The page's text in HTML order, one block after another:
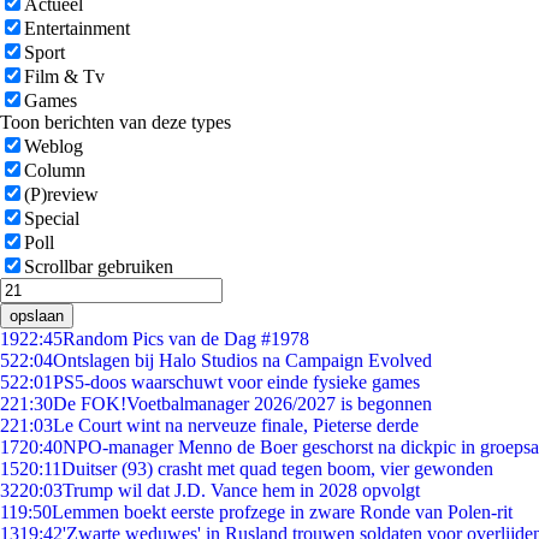
Actueel
Entertainment
Sport
Film & Tv
Games
Toon berichten van deze types
Weblog
Column
(P)review
Special
Poll
Scrollbar gebruiken
opslaan
1922:45Random Pics van de Dag #1978
522:04Ontslagen bij Halo Studios na Campaign Evolved
522:01PS5-doos waarschuwt voor einde fysieke games
221:30De FOK!Voetbalmanager 2026/2027 is begonnen
221:03Le Court wint na nerveuze finale, Pieterse derde
1720:40NPO-manager Menno de Boer geschorst na dickpic in
1520:11Duitser (93) crasht met quad tegen boom, vier gewonden
3220:03Trump wil dat J.D. Vance hem in 2028 opvolgt
119:50Lemmen boekt eerste profzege in zware Ronde van Polen-rit
1319:42'Zwarte weduwes' in Rusland trouwen soldaten voor